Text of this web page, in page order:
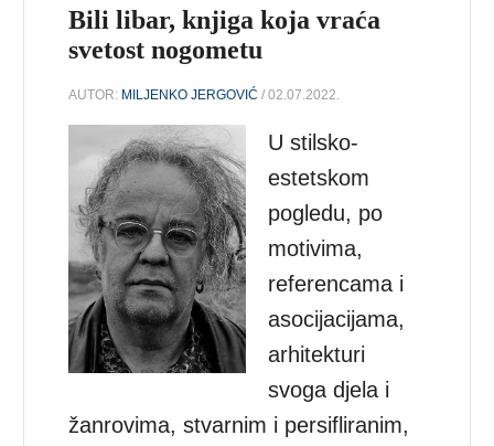
Bili libar, knjiga koja vraća
svetost nogometu
AUTOR: MILJENKO JERGOVIĆ / 02.07.2022.
U stilsko-
estetskom
pogledu, po
motivima,
referencama i
asocijacijama,
arhitekturi
svoga djela i
žanrovima, stvarnim i persifliranim,